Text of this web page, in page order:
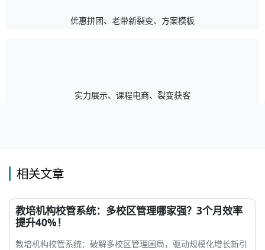
优惠拼团、老带新裂变、方案模板
实力展示、课程电商、裂变获客
相关文章
教培机构校管系统：多校区管理哪家强？3个月效率
提升40%！
教培机构校管系统：破解多校区管理困局，驱动规模化增长新引